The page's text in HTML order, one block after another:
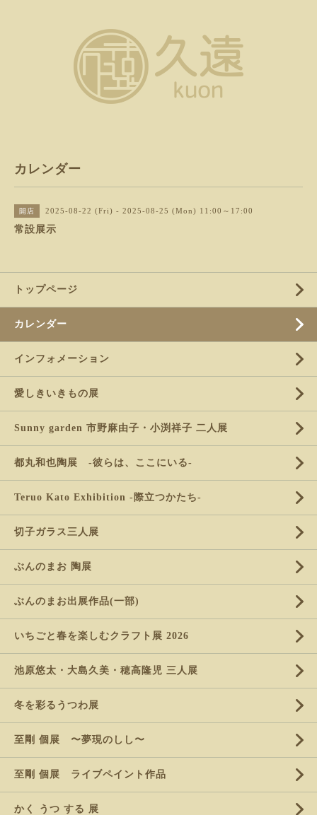
カレンダー
開店 2025-08-22 (Fri) - 2025-08-25 (Mon) 11:00～17:00
常設展示
トップページ
カレンダー
インフォメーション
愛しきいきもの展
Sunny garden 市野麻由子・小渕祥子 二人展
都丸和也陶展 -彼らは、ここにいる-
Teruo Kato Exhibition -際立つかたち-
切子ガラス三人展
ぶんのまお 陶展
ぶんのまお出展作品(一部)
いちごと春を楽しむクラフト展 2026
池原悠太・大島久美・穂高隆児 三人展
冬を彩るうつわ展
至剛 個展 〜夢現のしし〜
至剛 個展 ライブペイント作品
かく うつ する 展